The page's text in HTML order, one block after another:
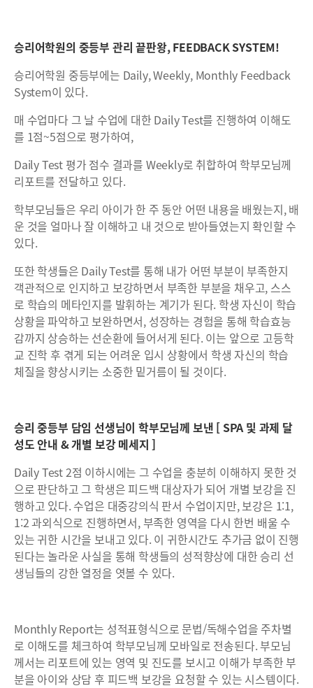
승리어학원의 중등부 관리 끝판왕, FEEDBACK SYSTEM!
승리어학원 중등부에는 Daily, Weekly, Monthly Feedback
System이 있다.
매 수업마다 그 날 수업에 대한 Daily Test를 진행하여 이해도
를 1점~5점으로 평가하여,
Daily Test 평가 점수 결과를 Weekly로 취합하여 학부모님께
리포트를 전달하고 있다.
학부모님들은 우리 아이가 한 주 동안 어떤 내용을 배웠는지, 배
운 것을 얼마나 잘 이해하고 내 것으로 받아들였는지 확인할 수
있다.
또한 학생들은 Daily Test를 통해 내가 어떤 부분이 부족한지
객관적으로 인지하고 보강하면서 부족한 부분을 채우고, 스스
로 학습의 메타인지를 발휘하는 계기가 된다. 학생 자신이 학습
상황을 파악하고 보완하면서, 성장하는 경험을 통해 학습효능
감까지 상승하는 선순환에 들어서게 된다. 이는 앞으로 고등학
교 진학 후 겪게 되는 어려운 입시 상황에서 학생 자신의 학습
체질을 향상시키는 소중한 밑거름이 될 것이다.
승리 중등부 담임 선생님이 학부모님께 보낸 [ SPA 및 과제 달
성도 안내 & 개별 보강 메세지 ]
Daily Test 2점 이하시에는 그 수업을 충분히 이해하지 못한 것
으로 판단하고 그 학생은 피드백 대상자가 되어 개별 보강을 진
행하고 있다. 수업은 대중강의식 판서 수업이지만, 보강은 1:1,
1:2 과외식으로 진행하면서, 부족한 영역을 다시 한번 배울 수
있는 귀한 시간을 보내고 있다. 이 귀한시간도 추가금 없이 진행
된다는 놀라운 사실을 통해 학생들의 성적향상에 대한 승리 선
생님들의 강한 열정을 엿볼 수 있다.
Monthly Report는 성적표형식으로 문법/독해수업을 주차별
로 이해도를 체크하여 학부모님께 모바일로 전송된다. 부모님
께서는 리포트에 있는 영역 및 진도를 보시고 이해가 부족한 부
분을 아이와 상담 후 피드백 보강을 요청할 수 있는 시스템이다.